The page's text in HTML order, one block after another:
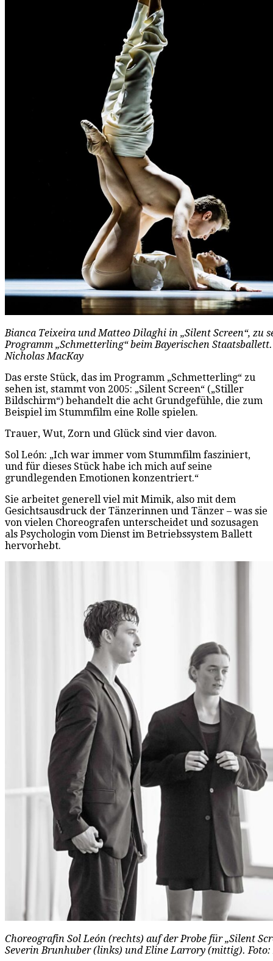
Bianca Teixeira und Matteo Dilaghi in „Silent Screen“, zu
Programm „Schmetterling“ beim Bayerischen
Nicholas MacKay
Das erste Stück, das im Programm „Schmetterling“ zu
sehen ist, stammt von 2005: „Silent Screen“ („Stiller
Bildschirm“) behandelt die acht Grundgefühle, die zum
Beispiel im Stummfilm eine Rolle spielen.
Trauer, Wut, Zorn und Glück sind vier davon.
Sol León: „Ich war immer vom Stummfilm fasziniert,
und für dieses Stück habe ich mich auf seine
grundlegenden Emotionen konzentriert.“
Sie arbeitet generell viel mit Mimik, also mit dem
Gesichtsausdruck der Tänzerinnen und Tänzer – was sie
von vielen Choreografen unterscheidet und sozusagen
als Psychologin vom Dienst im Betriebssystem Ballett
hervorhebt.
Choreografin Sol León (rechts) auf der Probe für „Silent
Severin Brunhuber (links) und Eline Larrory (mittig). Foto: